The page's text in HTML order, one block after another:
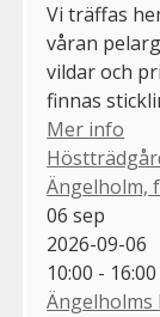
Vi träffas
våran
vildar och
finnas
Mer info
Ängelholm,
06 sep
2026-09-06
10:00 - 16:00
Ängelholms